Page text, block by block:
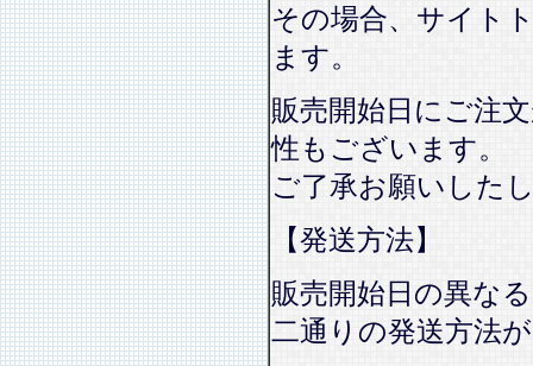
その場合、サイト
ます。
販売開始日にご注
性もございます。
ご了承お願いした
【発送方法】
販売開始日の異な
二通りの発送方法